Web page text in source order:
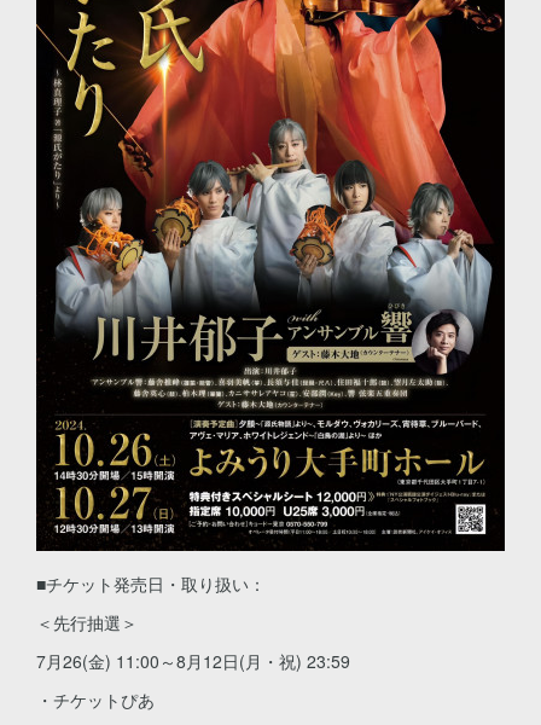
■チケット発売日・取り扱い：
＜先行抽選＞
7月26(金) 11:00～8月12日(月・祝) 23:59
・チケットぴあ